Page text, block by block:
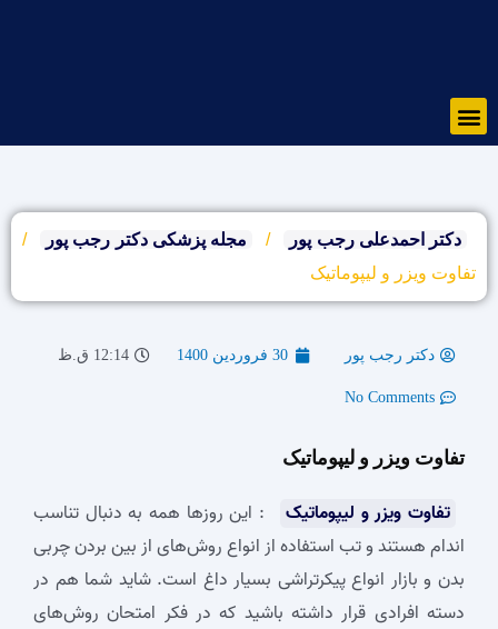
Menu
دکتر احمدعلی رجب پور / مجله پزشکی دکتر رجب پور
/
تفاوت ویزر و لیپوماتیک
دکتر رجب پور 30 فروردین 1400 12:14 ق.ظ
No Comments
تفاوت ویزر و لیپوماتیک
تفاوت ویزر و لیپوماتیک
: این روزها همه به دنبال تناسب
اندام هستند و تب استفاده از انواع روش‌های از بین بردن چربی
بدن و بازار انواع پیکرتراشی بسیار داغ است. شاید شما هم در
دسته افرادی قرار داشته باشید که در فکر امتحان روش‌های